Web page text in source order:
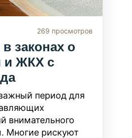
269 просмотров
законах о
и ЖКХ с
период для
внимательного
Многие рискуют